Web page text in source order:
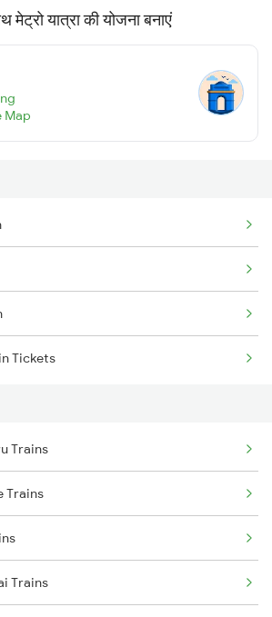
यात्रा की योजना बनाएं
Map
Tickets
Trains
Trains
Trains